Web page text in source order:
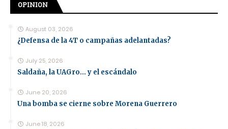
OPINION
August 03, 2026
¿Defensa de la 4T o campañas adelantadas?
July 25, 2026
Saldaña, la UAGro... y el escándalo
June 20, 2026
Una bomba se cierne sobre Morena Guerrero
June 18, 2026